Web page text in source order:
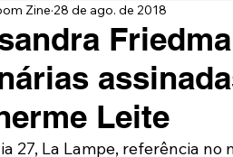
Leite
Zine 28 de ago. de 2018
27, La Lampe, referência